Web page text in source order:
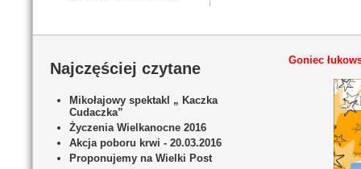
Najczęściej czytane
Mikołajowy spektakl „ Kaczka
Cudaczka”
Życzenia Wielkanocne 2016
Akcja poboru krwi - 20.03.2016
Proponujemy na Wielki Post
Goniec